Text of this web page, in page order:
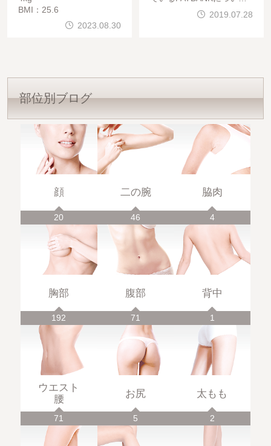
BMI：25.6
2023.08.30
、ちょこっとだけ突然です
が、脂肪って保存・保管で
2019.07.28
部位別ブログ
顔
20
二の腕
46
脇肉
4
胸部
192
腹部
71
背中
1
ウエスト
腰
71
お尻
5
太もも
2